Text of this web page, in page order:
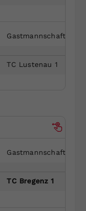
Gastmannschaft
TC Lustenau 1
Gastmannschaft
TC Bregenz 1